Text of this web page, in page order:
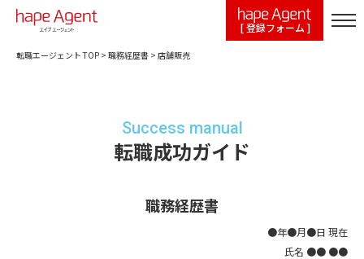
[ 登録フォーム ]
転職エージェント TOP > 職務経歴書 > 店舗販売
Success manual
転職成功ガイド
職務経歴書
●年●月●日 現在
氏名 ●● ●●